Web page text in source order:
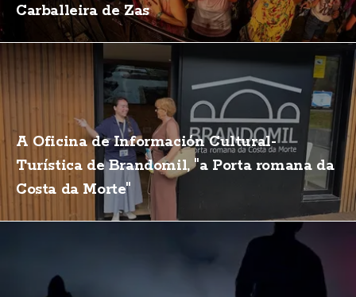
Carballeira de Zas
A Oficina de Información Cultural-
Turística de Brandomil, "a Porta romana da
Costa da Morte"